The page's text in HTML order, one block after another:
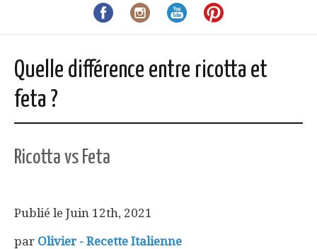
Quelle différence entre ricotta et
feta ?
Ricotta vs Feta
Publié le Juin 12th, 2021
par Olivier - Recette Italienne